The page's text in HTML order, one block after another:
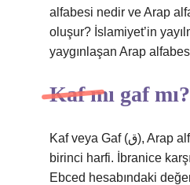
alfabesi nedir ve Arap
oluşur? İslamiyet’in
yaygınlaşan Arap
Kaf mı gaf mı?
Kaf veya Gaf (ق), Arap alfabesinin yirmi
birinci harfi. İbranice
Ebced hesabındaki